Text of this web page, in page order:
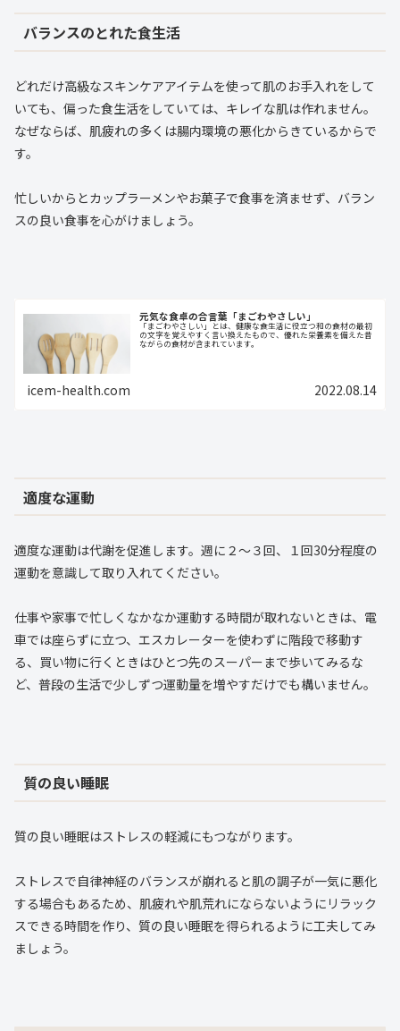
バランスのとれた食生活
どれだけ高級なスキンケアアイテムを使って肌のお手入れをして
いても、偏った食生活をしていては、キレイな肌は作れません。
なぜならば、肌疲れの多くは腸内環境の悪化からきているからで
す。
忙しいからとカップラーメンやお菓子で食事を済ませず、バラン
スの良い食事を心がけましょう。
元気な食卓の合言葉「まごわやさしい」
「まごわやさしい」とは、健康な食生活に役立つ和の食材の最初
の文字を覚えやすく言い換えたもので、優れた栄養素を備えた昔
ながらの食材が含まれています。
icem-health.com 2022.08.14
適度な運動
適度な運動は代謝を促進します。週に２～３回、１回30分程度の
運動を意識して取り入れてください。
仕事や家事で忙しくなかなか運動する時間が取れないときは、電
車では座らずに立つ、エスカレーターを使わずに階段で移動す
る、買い物に行くときはひとつ先のスーパーまで歩いてみるな
ど、普段の生活で少しずつ運動量を増やすだけでも構いません。
質の良い睡眠
質の良い睡眠はストレスの軽減にもつながります。
ストレスで自律神経のバランスが崩れると肌の調子が一気に悪化
する場合もあるため、肌疲れや肌荒れにならないようにリラック
スできる時間を作り、質の良い睡眠を得られるように工夫してみ
ましょう。